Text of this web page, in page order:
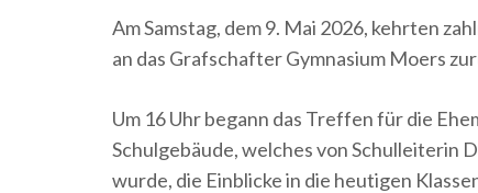
Am Samstag, dem 9. Mai 2026, kehrten
an das Grafschafter Gymnasium Moers
Um 16 Uhr begann das Treffen für die
Schulgebäude, welches von Schulleiterin
wurde, die Einblicke in die heutigen